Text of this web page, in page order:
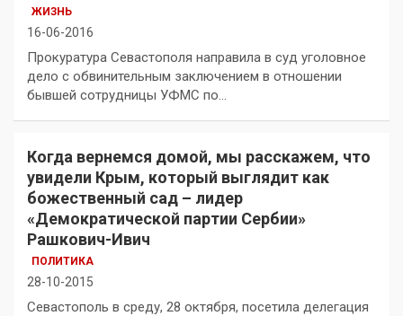
ЖИЗНЬ
16-06-2016
Прокуратура Севастополя направила в суд уголовное
дело с обвинительным заключением в отношении
бывшей сотрудницы УФМС по…
Когда вернемся домой, мы расскажем, что
увидели Крым, который выглядит как
божественный сад – лидер
«Демократической партии Сербии»
Рашкович-Ивич
ПОЛИТИКА
28-10-2015
Севастополь в среду, 28 октября, посетила делегация